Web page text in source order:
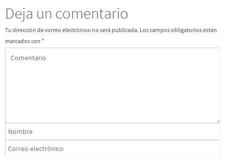
Deja un comentario
Tu dirección de correo electrónico no será publicada. Los campos obligatorios están
marcados con *